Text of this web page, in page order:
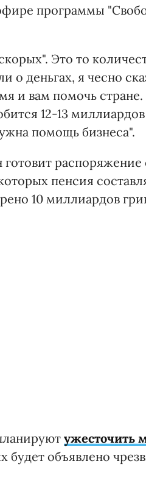
программы
Это то
деньгах, я чесно
и вам помочь
12-13 миллиардов
помощь бизнеса".
распоряжение
пенсия
10 миллиардов
ужесточить
объявлено